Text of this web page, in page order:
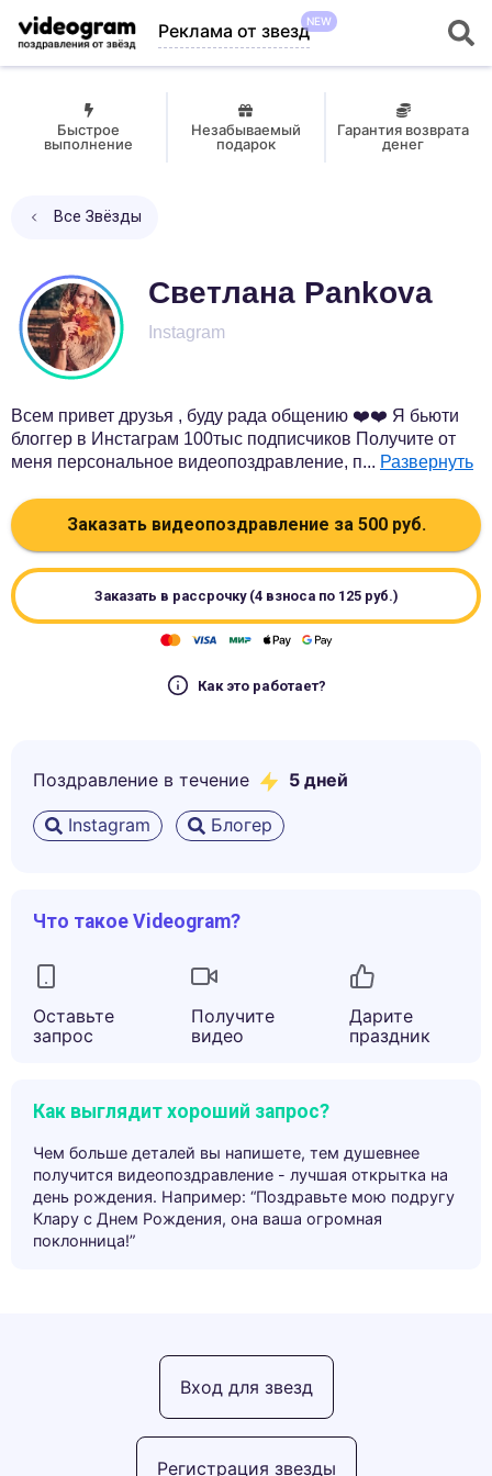
Реклама от звездNEW
Быстрое
выполнение
Незабываемый
подарок
Гарантия возврата
денег
Все Звёзды
Светлана Pankova
Instagram
Всем привет друзья , буду рада общению ❤️❤️ Я бьюти
блоггер в Инстаграм 100тыс подписчиков Получите от
меня персональное видеопоздравление, п... Развернуть
Заказать видеопоздравление за 500руб.
Заказать в рассрочку (4 взноса по 125руб.)
Как это работает?
Поздравление в течение 5 дней
Instagram Блогер
Что такое Videogram?
Оставьте
запрос
Получите
видео
Дарите
праздник
Как выглядит хороший запрос?
Чем больше деталей вы напишете, тем душевнее
получится видеопоздравление - лучшая открытка на
день рождения. Например: “Поздравьте мою подругу
Клару с Днем Рождения, она ваша огромная
поклонница!”
Регистрация звезды
Вход для звезд